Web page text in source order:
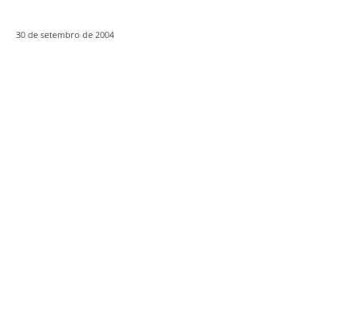
30 de setembro de 2004